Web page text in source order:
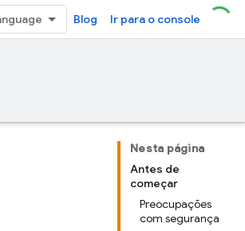
Blog Ir para o console
Nesta página
Antes de
começar
Preocupações
com segurança